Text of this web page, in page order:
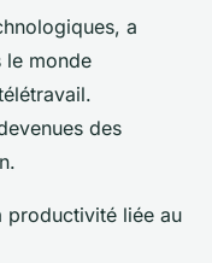
a
le monde
des
productivité liée au